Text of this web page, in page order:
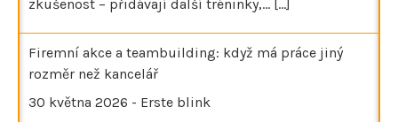
zkušenost – přidávají další tréninky,… [...]
Firemní akce a teambuilding: když má práce jiný
rozměr než kancelář
30 května 2026 - Erste blink